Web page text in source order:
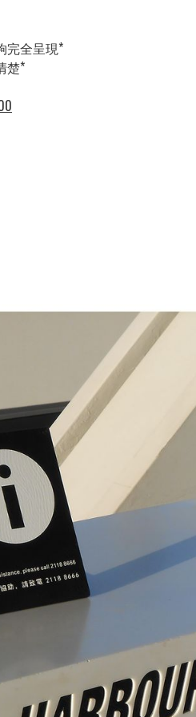
完全呈現*
楚*